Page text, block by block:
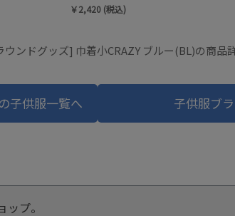
￥2,420 (税込)
ンドグッズ] 巾着小CRAZY ブルー(BL)の商品
子供服一覧へ 子供服ブ
プ。